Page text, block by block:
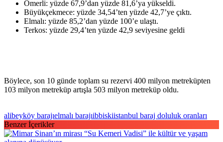
Ömerli: yüzde 67,9’dan yüzde 81,6’ya yükseldi.
Büyükçekmece: yüzde 34,54’ten yüzde 42,7’ye çıktı.
Elmalı: yüzde 85,2’dan yüzde 100’e ulaştı.
Terkos: yüzde 29,4’ten yüzde 42,9 seviyesine geldi
Böylece, son 10 günde toplam su rezervi 400 milyon metreküpten
103 milyon metreküp artışla 503 milyon metreküp oldu.
alibeyköy barajıelmalı barajıibbiskiistanbul baraj doluluk oranları
Benzer İçerikler